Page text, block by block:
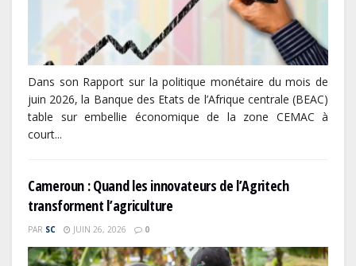
Dans son Rapport sur la politique monétaire du mois de
juin 2026, la Banque des Etats de l’Afrique centrale (BEAC)
table sur embellie économique de la zone CEMAC à
court...
Cameroun : Quand les innovateurs de l’Agritech
transforment l’agriculture
PAR SC JUIN 26, 2026 0